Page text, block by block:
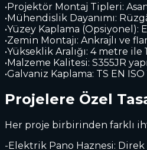
•Projektör Montaj Tipleri:
•Mühendislik Dayanımı:
•Yüzey Kaplama (Opsiyonel):
•Zemin Montajı: Ankrajlı ve
•Yükseklik Aralığı: 4 metre ile
•Malzeme Kalitesi: S355JR
•Galvaniz Kaplama: TS EN
Projelere Özel
Her proje birbirinden farklı
-Elektrik Pano Haznesi: